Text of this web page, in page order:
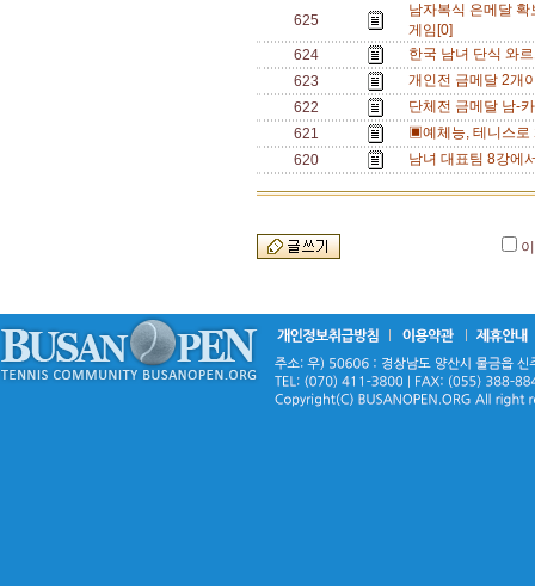
625
남자복식 은메달
게임[0]
624
한국 남녀 단식 와
623
개인전 금메달 2개
622
단체전 금메달 남-
621
▣예체능, 테니스로
620
남녀 대표팀 8강에